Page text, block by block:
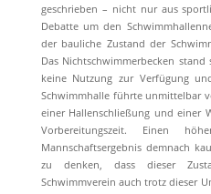
geschrieben – nicht nur aus
Debatte um den
der bauliche Zustand der
Das Nichtschwimmerbecken
keine Nutzung zur Verfügung
Schwimmhalle führte unmittelbar
einer Hallenschließung und einer
Vorbereitungszeit. Einen
Mannschaftsergebnis demnach
zu denken, dass dieser
Schwimmverein auch trotz dieser